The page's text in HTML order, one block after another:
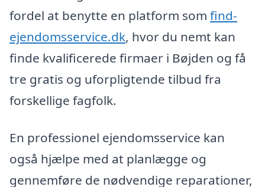
fordel at benytte en platform som find-
ejendomsservice.dk, hvor du nemt kan
finde kvalificerede firmaer i Bøjden og få
tre gratis og uforpligtende tilbud fra
forskellige fagfolk.
En professionel ejendomsservice kan
også hjælpe med at planlægge og
gennemføre de nødvendige reparationer,